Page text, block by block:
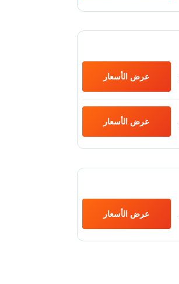
عرض الأسعار
عرض الأسعار
عرض الأسعار